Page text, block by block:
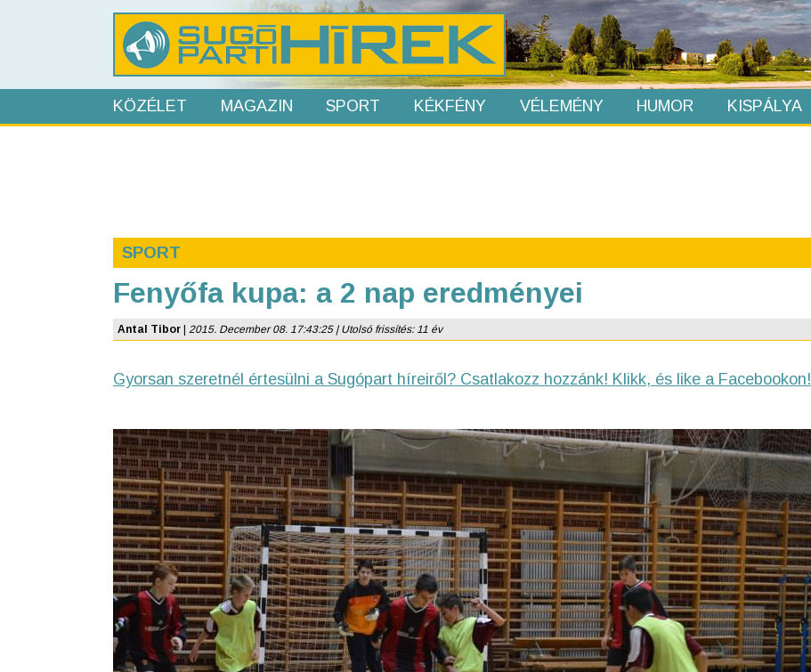
KÖZÉLET MAGAZIN SPORT KÉKFÉNY VÉLEMÉNY HUMOR KISPÁLYA
SPORT
Fenyőfa kupa: a 2 nap eredményei
Antal Tibor 2015. December 08. 17:43:25 | Utolsó frissítés: 11 év
Gyorsan szeretnél értesülni a Sugópart híreiről? Csatlakozz hozzánk! Klikk, és like a Facebookon!